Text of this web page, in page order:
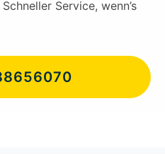
Service, wenn’s